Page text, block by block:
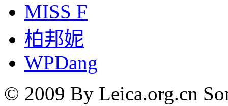
MISS F
柏邦妮
WPDang
© 2009 By Leica.org.cn